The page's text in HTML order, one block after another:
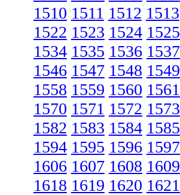
1510 1511 1512 1513
1522 1523 1524 1525
1534 1535 1536 1537
1546 1547 1548 1549
1558 1559 1560 1561
1570 1571 1572 1573
1582 1583 1584 1585
1594 1595 1596 1597
1606 1607 1608 1609
1618 1619 1620 1621